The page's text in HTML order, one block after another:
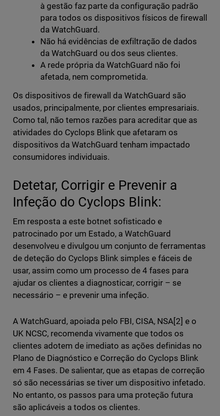
à gestão faz parte da configuração padrão
para todos os dispositivos físicos de firewall
da WatchGuard.
Não há evidências de exfiltração de dados
da WatchGuard ou dos seus clientes.
A rede própria da WatchGuard não foi
afetada, nem comprometida.
Os dispositivos de firewall da WatchGuard são
usados, principalmente, por clientes empresariais.
Como tal, não temos razões para acreditar que as
atividades do Cyclops Blink que afetaram os
dispositivos da WatchGuard tenham impactado
consumidores individuais.
Detetar, Corrigir e Prevenir a
Infeção do Cyclops Blink:
Em resposta a este botnet sofisticado e
patrocinado por um Estado, a WatchGuard
desenvolveu e divulgou um conjunto de ferramentas
de deteção do Cyclops Blink simples e fáceis de
usar, assim como um processo de 4 fases para
ajudar os clientes a diagnosticar, corrigir – se
necessário – e prevenir uma infeção.
A WatchGuard, apoiada pelo FBI, CISA, NSA[2] e o
UK NCSC, recomenda vivamente que todos os
clientes adotem de imediato as ações definidas no
Plano de Diagnóstico e Correção do Cyclops Blink
em 4 Fases. De salientar, que as etapas de correção
só são necessárias se tiver um dispositivo infetado.
No entanto, os passos para uma proteção futura
são aplicáveis a todos os clientes.